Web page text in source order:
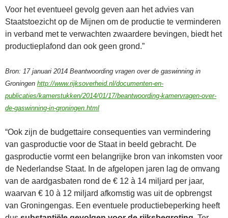
Voor het eventueel gevolg geven aan het advies van
Staatstoezicht op de Mijnen om de productie te verminderen
in verband met te verwachten zwaardere bevingen, biedt het
productieplafond dan ook geen grond.”
Bron: 17 januari 2014 Beantwoording vragen over de gaswinning in
Groningen http://www.rijksoverheid.nl/documenten-en-
publicaties/kamerstukken/2014/01/17/beantwoording-kamervragen-over-
de-gaswinning-in-groningen.html
“Ook zijn de budgettaire consequenties van vermindering
van gasproductie voor de Staat in beeld gebracht. De
gasproductie vormt een belangrijke bron van inkomsten voor
de Nederlandse Staat. In de afgelopen jaren lag de omvang
van de aardgasbaten rond de € 12 à 14 miljard per jaar,
waarvan € 10 à 12 miljard afkomstig was uit de opbrengst
van Groningengas. Een eventuele productiebeperking heeft